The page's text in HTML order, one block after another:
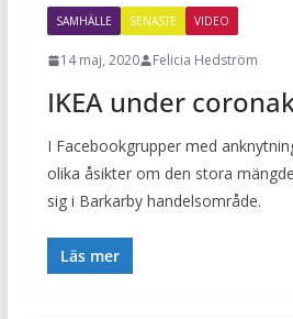
SAMHÄLLE SENASTE VIDEO
14 maj, 2020 Felicia Hedström
IKEA under
I Facebookgrupper med
olika åsikter om den stora
sig i Barkarby handelsområde.
Läs mer